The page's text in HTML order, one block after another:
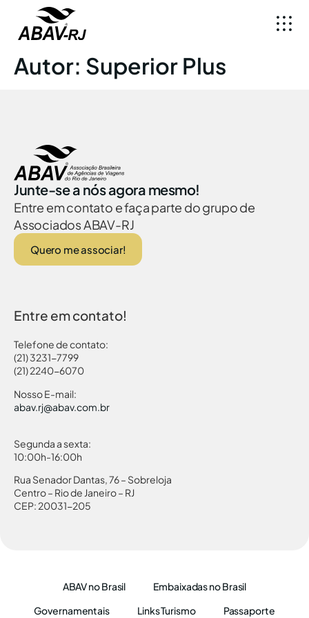
Autor: Superior Plus
Junte-se a nós agora mesmo!
Entre em contato e faça parte do grupo de
Associados ABAV-RJ
Quero me associar!
Entre em contato!
Telefone de contato:
(21) 3231-7799
(21) 2240-6070
Nosso E-mail:
abav.rj@abav.com.br
Segunda a sexta:
10:00h-16:00h
Rua Senador Dantas, 76 – Sobreloja
Centro – Rio de Janeiro – RJ
CEP: 20031-205
ABAV no Brasil
Embaixadas no Brasil
Governamentais
Links Turismo Passaporte